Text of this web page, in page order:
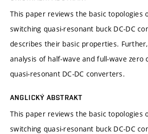
This paper reviews the basic topologies
switching quasi-resonant buck DC-DC
describes their basic properties.
analysis of half-wave and full-wave zero
quasi-resonant DC-DC converters.
ANGLICKÝ ABSTRAKT
This paper reviews the basic topologies
switching quasi-resonant buck DC-DC